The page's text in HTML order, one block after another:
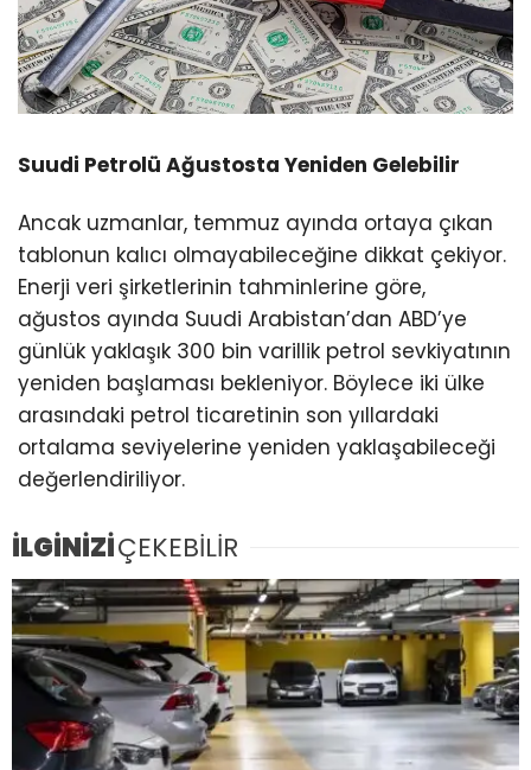
Suudi Petrolü Ağustosta Yeniden Gelebilir
Ancak uzmanlar, temmuz ayında ortaya çıkan
tablonun kalıcı olmayabileceğine dikkat çekiyor.
Enerji veri şirketlerinin tahminlerine göre,
ağustos ayında Suudi Arabistan’dan ABD’ye
günlük yaklaşık 300 bin varillik petrol sevkiyatının
yeniden başlaması bekleniyor. Böylece iki ülke
arasındaki petrol ticaretinin son yıllardaki
ortalama seviyelerine yeniden yaklaşabileceği
değerlendiriliyor.
İLGİNİZİÇEKEBİLİR